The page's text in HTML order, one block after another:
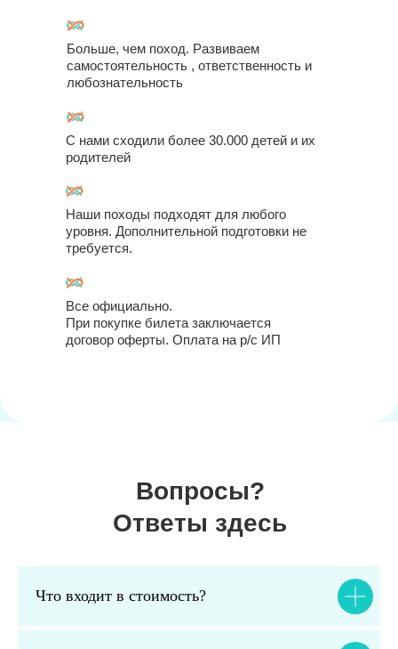
Больше, чем поход. Развиваем
самостоятельность , ответственность и
любознательность
С нами сходили более 30.000 детей и их
родителей
Все официально.
При покупке билета заключается
договор оферты. Оплата на р/с ИП
Наши походы подходят для любого
уровня. Дополнительной подготовки не
требуется.
Вопросы?
Ответы здесь
Что входит в стоимость?